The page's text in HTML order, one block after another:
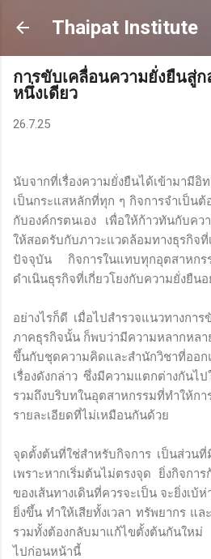
Skip to main
Thaipat Institute
การขับเคลื่อนความยั่งยืนสู่
หนึ่งเดียว
26.7.25
นับจากที่เรื่องความยั่งยืนได้เข้ามามีอิ
เป็นกระแสหลักที่ทุก ๆ กิจการจำเป็น
กับองค์กรตนเอง เพื่อให้ก้าวทันกับค
ให้สอดรับกับภาวะแวดล้อมทางธุร
ปัจจุบัน กิจการในแทบทุกอุตสาหกร
ดำเนินธุรกิจที่เกี่ยวโยงกับความยั่งยืนอ
อย่างไรก็ดี เมื่อไปสำรวจแนวทางกา
ภาคธุรกิจนั้น ก็พบว่ามีความหลากหล
ขึ้นกับชุดความคิดและสำนักวิชาที่ออ
เรื่องดังกล่าว ซึ่งมีความแตกต่างกันไ
รวมถึงบริบทในอุตสาหกรรมที่ทำให้กา
รายละเอียดที่ไม่เหมือนกันด้วย
จุดตั้งต้นที่ใช่สำหรับกิจการ เป็นส่วน
เพราะหากเริ่มต้นไม่ตรงจุด ยิ่งกิจกา
ของเส้นทางเดินที่ควรจะเป็น จะยิ่งเบ้
ยิ่งขึ้น ทำให้เสียทั้งเวลา ทรัพยากร แ
รวมทั้งต้องกลับมาแก้ไขตั้งต้นกันให
ไปก่อนหน้านี้